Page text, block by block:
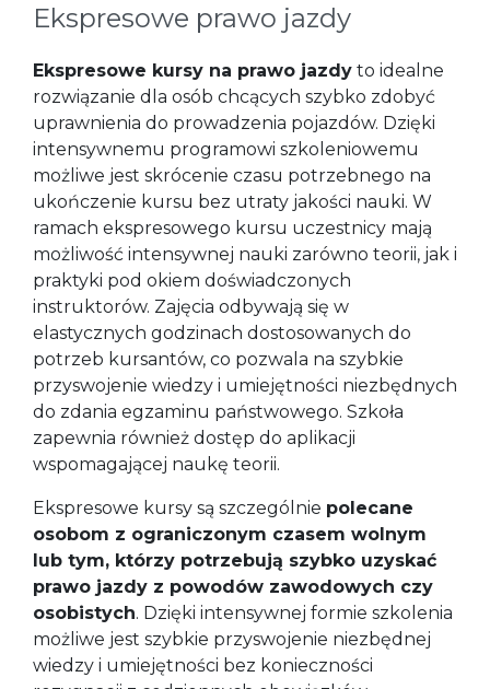
Ekspresowe prawo jazdy
Ekspresowe kursy na prawo jazdy to idealne
rozwiązanie dla osób chcących szybko zdobyć
uprawnienia do prowadzenia pojazdów. Dzięki
intensywnemu programowi szkoleniowemu
możliwe jest skrócenie czasu potrzebnego na
ukończenie kursu bez utraty jakości nauki. W
ramach ekspresowego kursu uczestnicy mają
możliwość intensywnej nauki zarówno teorii, jak i
praktyki pod okiem doświadczonych
instruktorów. Zajęcia odbywają się w
elastycznych godzinach dostosowanych do
potrzeb kursantów, co pozwala na szybkie
przyswojenie wiedzy i umiejętności niezbędnych
do zdania egzaminu państwowego. Szkoła
zapewnia również dostęp do aplikacji
wspomagającej naukę teorii.
Ekspresowe kursy są szczególnie polecane
osobom z ograniczonym czasem wolnym
lub tym, którzy potrzebują szybko uzyskać
prawo jazdy z powodów zawodowych czy
osobistych. Dzięki intensywnej formie szkolenia
możliwe jest szybkie przyswojenie niezbędnej
wiedzy i umiejętności bez konieczności